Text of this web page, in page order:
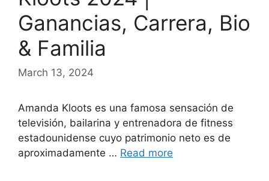
Ganancias, Carrera, Bio
& Familia
March 13, 2024
Amanda Kloots es una famosa sensación de
televisión, bailarina y entrenadora de fitness
estadounidense cuyo patrimonio neto es de
aproximadamente … Read more